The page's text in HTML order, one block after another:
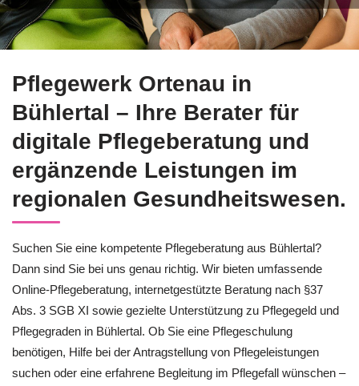
Pflegewerk Ortenau in
Bühlertal – Ihre Berater für
digitale Pflegeberatung und
ergänzende Leistungen im
regionalen Gesundheitswesen.
Suchen Sie eine kompetente Pflegeberatung aus Bühlertal?
Dann sind Sie bei uns genau richtig. Wir bieten umfassende
Online-Pflegeberatung, internetgestützte Beratung nach §37
Abs. 3 SGB XI sowie gezielte Unterstützung zu Pflegegeld und
Pflegegraden in Bühlertal. Ob Sie eine Pflegeschulung
benötigen, Hilfe bei der Antragstellung von Pflegeleistungen
suchen oder eine erfahrene Begleitung im Pflegefall wünschen –